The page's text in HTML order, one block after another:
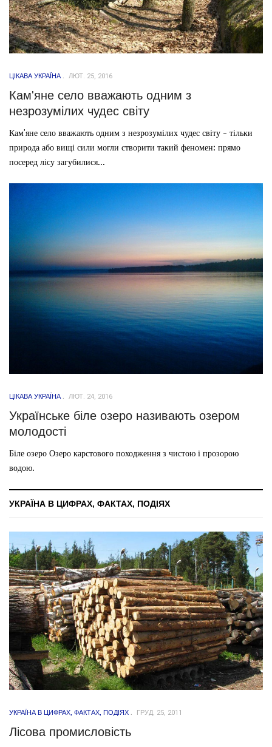
ЦІКАВА УКРАЇНА ЛЮТ. 25, 2016
Кам'яне село вважають одним з
незрозумілих чудес світу
Кам'яне село вважають одним з незрозумілих чудес світу - тільки
природа або вищі сили могли створити такий феномен: прямо
посеред лісу загубилися...
ЦІКАВА УКРАЇНА ЛЮТ. 24, 2016
Українське біле озеро називають озером
молодості
Біле озеро Озеро карстового походження з чистою і прозорою
водою.
УКРАЇНА В ЦИФРАХ, ФАКТАХ, ПОДІЯХ
УКРАЇНА В ЦИФРАХ, ФАКТАХ, ПОДІЯХ ГРУД. 25, 2011
Лісова промисловість